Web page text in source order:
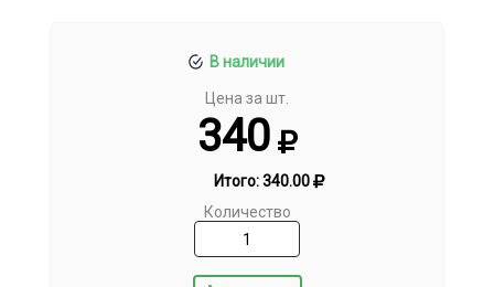
В наличии
Цена за шт.
340
Итого:340.00
Количество